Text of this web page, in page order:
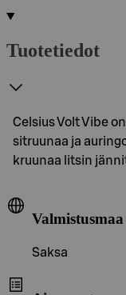
Tuotetiedot
Celsius Volt Vibe
sitruunaa ja
kruunaa litsin
Valmistusmaa
Saksa